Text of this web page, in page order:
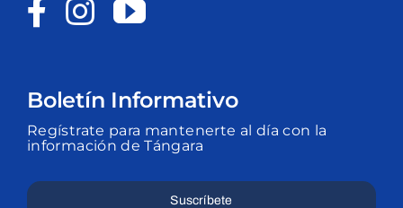
Boletín Informativo
Regístrate para mantenerte al día con la
información de Tángara
Suscríbete